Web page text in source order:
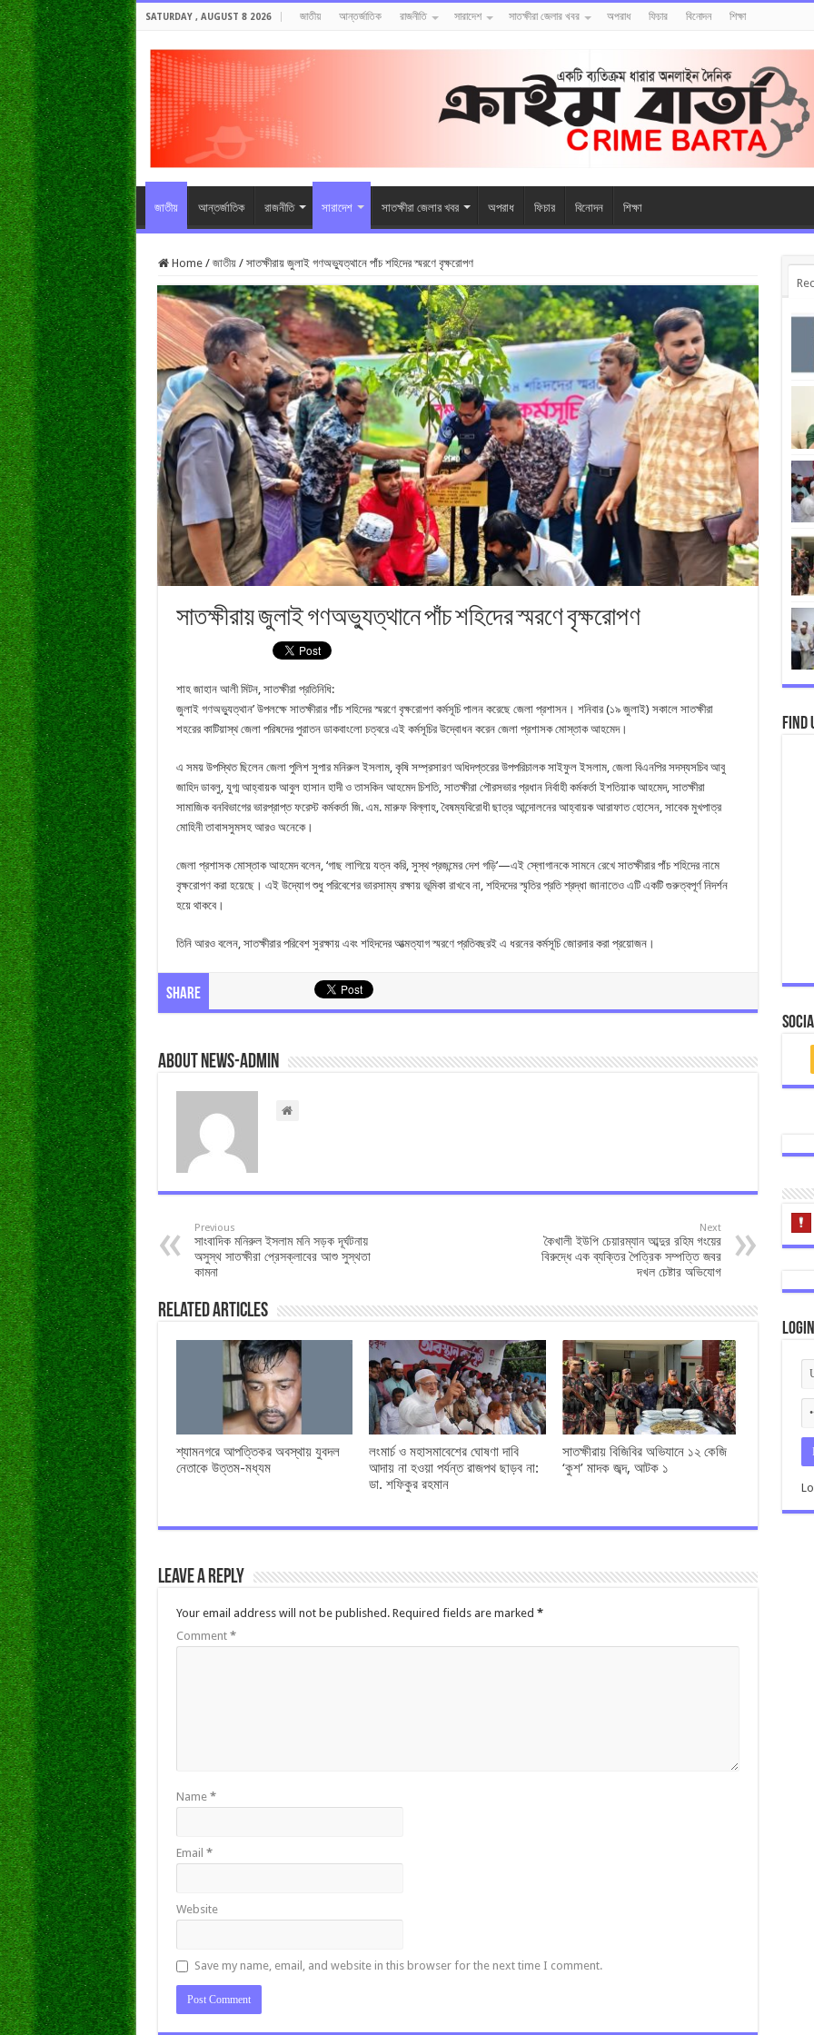
SATURDAY , AUGUST 8 2026 জাতীয় আন্তর্জাতিক রাজনীতি সারাদেশ সাতক্ষীরা জেলার খবর অপরাধ ফিচার বিনোদন শিক্ষা
জাতীয় আন্তর্জাতিক রাজনীতি সারাদেশ সাতক্ষীরা জেলার খবর অপরাধ ফিচার বিনোদন শিক্ষা
Home / জাতীয় / সাতক্ষীরায় জুলাই গণঅভ্যুত্থানে পাঁচ শহিদের স্মরণে বৃক্ষরোপণ
সাতক্ষীরায় জুলাই গণঅভ্যুত্থানে পাঁচ শহিদের স্মরণে বৃক্ষরোপণ
শাহ জাহান আলী মিটন, সাতক্ষীরা প্রতিনিধি:
জুলাই গণঅভ্যুত্থান’ উপলক্ষে সাতক্ষীরার পাঁচ শহিদের স্মরণে বৃক্ষরোপণ কর্মসূচি পালন করেছে জেলা প্রশাসন। শনিবার (১৯ জুলাই) সকালে সাতক্ষীরা
শহরের কাটিয়াস্থ জেলা পরিষদের পুরাতন ডাকবাংলো চত্বরে এই কর্মসূচির উদ্বোধন করেন জেলা প্রশাসক মোস্তাক আহমেদ।
এ সময় উপস্থিত ছিলেন জেলা পুলিশ সুপার মনিরুল ইসলাম, কৃষি সম্প্রসারণ অধিদপ্তরের উপপরিচালক সাইফুল ইসলাম, জেলা বিএনপির সদস্যসচিব আবু
জাহিদ ডাবলু, যুগ্ম আহ্বায়ক আবুল হাসান হাদী ও তাসকিন আহমেদ চিশতি, সাতক্ষীরা পৌরসভার প্রধান নির্বাহী কর্মকর্তা ইশতিয়াক আহমেদ, সাতক্ষীরা
সামাজিক বনবিভাগের ভারপ্রাপ্ত ফরেস্ট কর্মকর্তা জি. এম. মারুফ বিল্লাহ, বৈষম্যবিরোধী ছাত্র আন্দোলনের আহ্বায়ক আরাফাত হোসেন, সাবেক মুখপাত্র
মোহিনী তাবাসসুমসহ আরও অনেকে।
জেলা প্রশাসক মোস্তাক আহমেদ বলেন, ‘গাছ লাগিয়ে যত্ন করি, সুস্থ প্রজন্মের দেশ গড়ি’—এই স্লোগানকে সামনে রেখে সাতক্ষীরার পাঁচ শহিদের নামে
বৃক্ষরোপণ করা হয়েছে। এই উদ্যোগ শুধু পরিবেশের ভারসাম্য রক্ষায় ভূমিকা রাখবে না, শহিদদের স্মৃতির প্রতি শ্রদ্ধা জানাতেও এটি একটি গুরুত্বপূর্ণ নিদর্শন
হয়ে থাকবে।
তিনি আরও বলেন, সাতক্ষীরার পরিবেশ সুরক্ষায় এবং শহিদদের আত্মত্যাগ স্মরণে প্রতিবছরই এ ধরনের কর্মসূচি জোরদার করা প্রয়োজন।
Share
About news-admin
Previous
সাংবাদিক মনিরুল ইসলাম মনি সড়ক দূর্ঘটনায়
অসুস্থ সাতক্ষীরা প্রেসক্লাবের আশু সুস্থতা
কামনা
Next
কৈখালী ইউপি চেয়ারম্যান আব্দুর রহিম গংয়ের
বিরুদ্ধে এক ব্যক্তির পৈত্রিক সম্পত্তি জবর
দখল চেষ্টার অভিযোগ
Related Articles
শ্যামনগরে আপত্তিকর অবস্থায় যুবদল
নেতাকে উত্তম-মধ্যম
লংমার্চ ও মহাসমাবেশের ঘোষণা দাবি
আদায় না হওয়া পর্যন্ত রাজপথ ছাড়ব না:
ডা. শফিকুর রহমান
সাতক্ষীরায় বিজিবির অভিযানে ১২ কেজি
‘কুশ’ মাদক জব্দ, আটক ১
Leave a Reply
Your email address will not be published. Required fields are marked *
Comment *
Name *
Email *
Website
Save my name, email, and website in this browser for the next time I comment.
Find
Login